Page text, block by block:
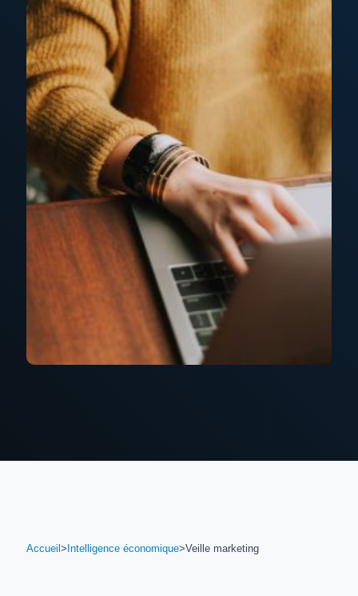
Accueil > Intelligence économique>Veille marketing